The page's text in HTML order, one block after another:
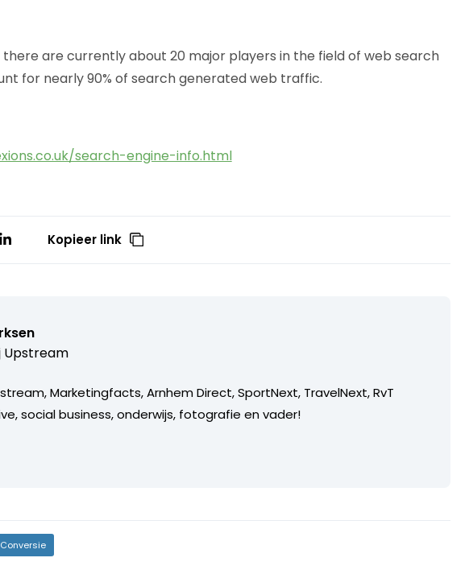
are currently about 20 major players in the field of web search
for nearly 90% of search generated web traffic.
search-engine-info.html
Kopieer link
Upstream
Marketingfacts, Arnhem Direct, SportNext, TravelNext, RvT
social business, onderwijs, fotografie en vader!